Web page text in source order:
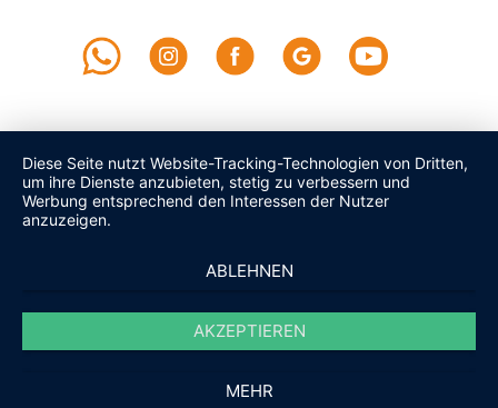
Diese Seite nutzt Website-Tracking-Technologien von Dritten,
um ihre Dienste anzubieten, stetig zu verbessern und
Werbung entsprechend den Interessen der Nutzer
anzuzeigen.
ABLEHNEN
AKZEPTIEREN
MEHR